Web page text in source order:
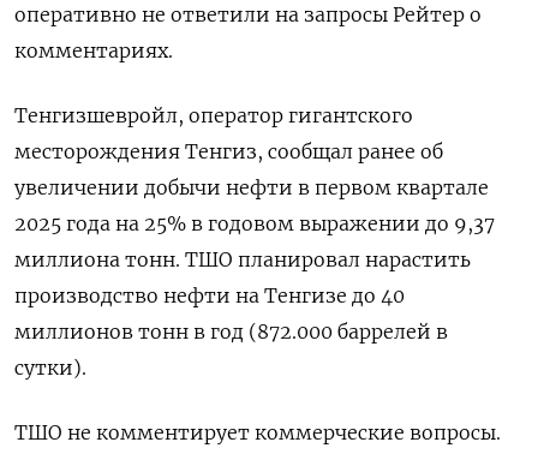
оперативно не ответили на запросы Рейтер о
комментариях.
Тенгизшевройл, оператор гигантского
месторождения Тенгиз, сообщал ранее об
увеличении добычи нефти в первом квартале
2025 года на 25% в годовом выражении до 9,37
миллиона тонн. ТШО планировал нарастить
производство нефти на Тенгизе до 40
миллионов тонн в год (872.000 баррелей в
сутки).
ТШО не комментирует коммерческие вопросы.